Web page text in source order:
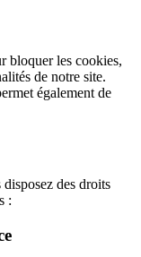
bloquer les cookies,
de notre site.
également de
des droits
: